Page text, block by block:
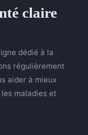
claire
dédié à la
régulièrement
aider à mieux
maladies et